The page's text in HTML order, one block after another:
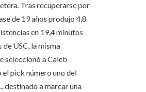
Tras recuperarse por
de 19 años produjo 4,8
en 19,4 minutos
USC, la misma
seleccionó a Caleb
pick número uno del
destinado a marcar una